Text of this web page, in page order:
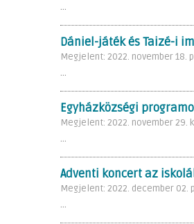
...
Dániel-játék és Taizé-i
Megjelent: 2022. november 18.
...
Egyházközségi
Megjelent: 2022. november 29.
...
Adventi koncert az
Megjelent: 2022. december 02.
...